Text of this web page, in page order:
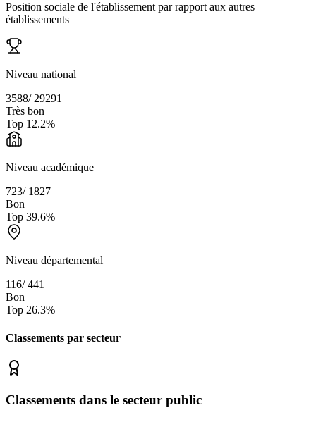
Position sociale de l'établissement par rapport aux autres
établissements
Niveau national
3588/ 29291
Très bon
Top 12.2%
Niveau académique
723/ 1827
Bon
Top 39.6%
Niveau départemental
116/441
Bon
Top 26.3%
Classements par secteur
Classements dans le secteur public